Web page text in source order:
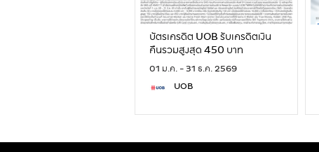
บัตรเครดิต UOB รับเครดิตเงิน
คืนรวมสูงสุด 450 บาท
01 ม.ค. - 31 ธ.ค. 2569
UOB